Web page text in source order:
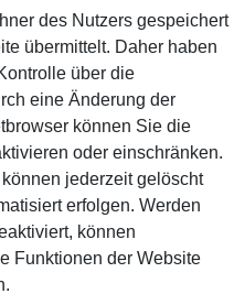
des Nutzers gespeichert
übermittelt. Daher haben
über die
eine Änderung der
können Sie die
oder einschränken.
jederzeit gelöscht
erfolgen. Werden
können
Funktionen der Website